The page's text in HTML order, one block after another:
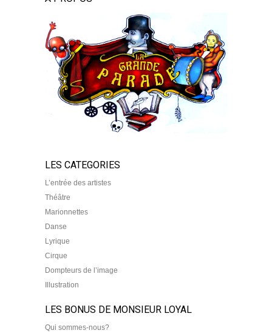
LES CATEGORIES
L’entrée des artistes
Théâtre
Marionnettes
Danse
Lyrique
Cirque
Dompteurs de l’image
Illustration
LES BONUS DE MONSIEUR LOYAL
Qui sommes-nous?